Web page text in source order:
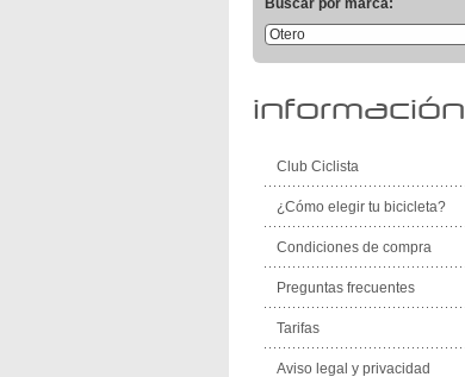
Buscar por marca:
Otero
información
Club Ciclista
¿Cómo elegir tu bicicleta?
Condiciones de compra
Preguntas frecuentes
Tarifas
Aviso legal y privacidad